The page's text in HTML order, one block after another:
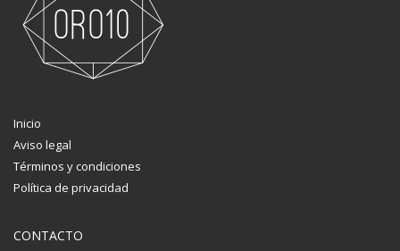
Inicio
Aviso legal
Términos y condiciones
Política de privacidad
CONTACTO